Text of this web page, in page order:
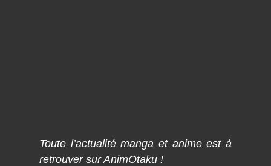
Toute l’actualité manga et anime est à
retrouver sur AnimOtaku !